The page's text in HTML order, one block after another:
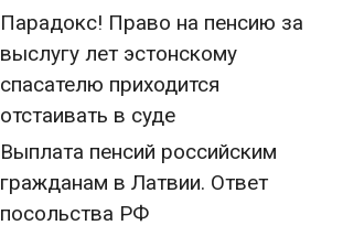
Парадокс! Право на пенсию за
выслугу лет эстонскому
спасателю приходится
отстаивать в суде
Выплата пенсий российским
гражданам в Латвии. Ответ
посольства РФ